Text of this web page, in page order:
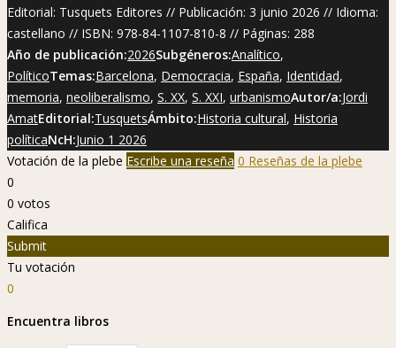
Editorial: Tusquets Editores // Publicación: 3 junio 2026 // Idioma:
castellano // ISBN: 978-84-1107-810-8 // Páginas: 288
Año de publicación:2026Subgéneros:Analítico,
PolíticoTemas:Barcelona, Democracia, España, Identidad,
memoria, neoliberalismo, S. XX, S. XXI, urbanismoAutor/a:Jordi
AmatEditorial:TusquetsÁmbito:Historia cultural, Historia
políticaNcH:Junio 1 2026
Votación de la plebe Escribe una reseña 0 Reseñas de la plebe
0
0 votos
Califica
Submit
Tu votación
0
Encuentra libros